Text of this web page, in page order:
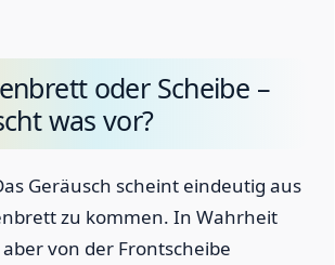
oder Scheibe –
was vor?
Geräusch scheint eindeutig aus
zu kommen. In Wahrheit
von der Frontscheibe